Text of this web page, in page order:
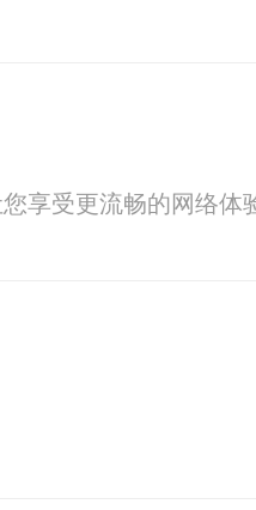
享受更流畅的网络体